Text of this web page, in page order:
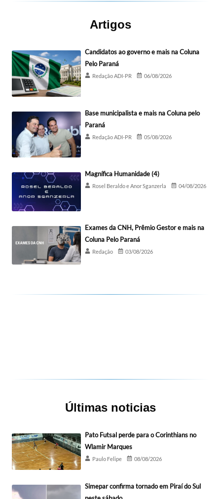
Artigos
Candidatos ao governo e mais na Coluna
Pelo Paraná
Redação ADI-PR 06/08/2026
Base municipalista e mais na Coluna pelo
Paraná
Redação ADI-PR 05/08/2026
Magnífica Humanidade (4)
Rosel Beraldo e Anor Sganzerla 04/08/2026
Exames da CNH, Prêmio Gestor e mais na
Coluna Pelo Paraná
Redação 03/08/2026
Últimas noticias
Pato Futsal perde para o Corinthians no
Wlamir Marques
Paulo Felipe 08/08/2026
Simepar confirma tornado em Piraí do Sul